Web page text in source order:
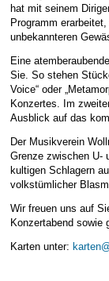
hat mit seinem
Programm
unbekannteren
Eine
Sie. So stehen
Voice“ oder
Konzertes. Im
Ausblick auf das
Der Musikverein
Grenze zwischen U-
kultigen Schlagern
volkstümlicher
Wir freuen uns auf
Konzertabend sowie
Karten unter: